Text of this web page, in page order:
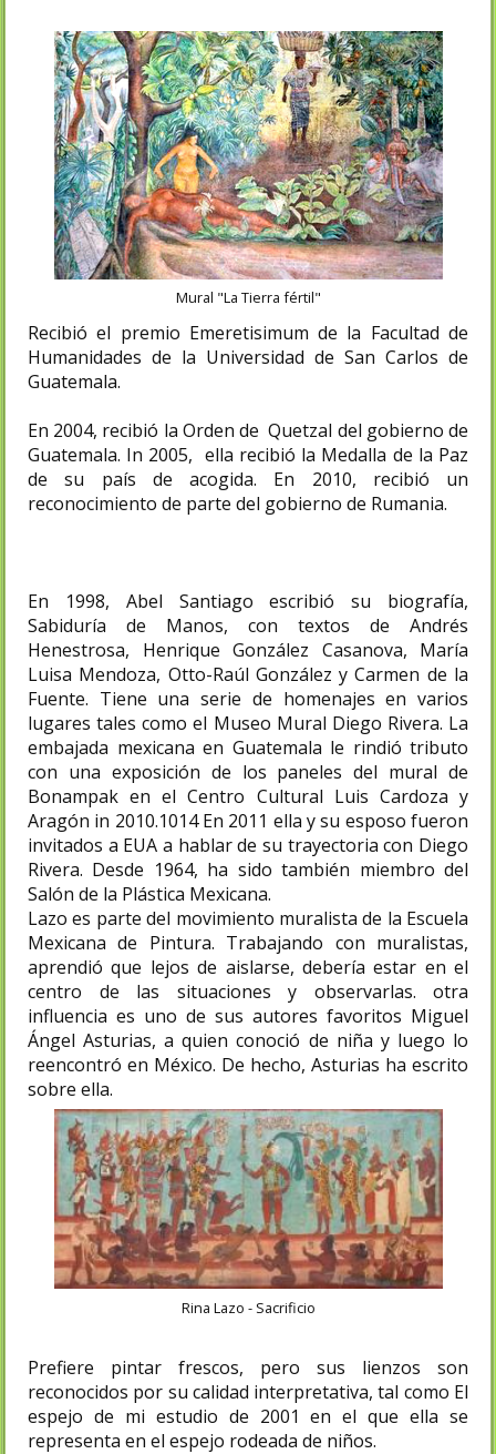
Mural "La Tierra fértil"
Recibió el premio Emeretisimum de la Facultad de
Humanidades de la Universidad de San Carlos de
Guatemala.
En 2004, recibió la Orden de Quetzal del gobierno de
Guatemala.​ In 2005, ella recibió la Medalla de la Paz
de su país de acogida. En 2010, recibió un
reconocimiento de parte del gobierno de Rumania.
En 1998, Abel Santiago escribió su biografía,
Sabiduría de Manos, con textos de Andrés
Henestrosa, Henrique González Casanova, María
Luisa Mendoza, Otto-Raúl González y Carmen de la
Fuente. Tiene una serie de homenajes en varios
lugares tales como el Museo Mural Diego Rivera.​ La
embajada mexicana en Guatemala le rindió tributo
con una exposición de los paneles del mural de
Bonampak en el Centro Cultural Luis Cardoza y
Aragón in 2010.10​14​ En 2011 ella y su esposo fueron
invitados a EUA a hablar de su trayectoria con Diego
Rivera.​ Desde 1964, ha sido también miembro del
Salón de la Plástica Mexicana.
Lazo es parte del movimiento muralista de la Escuela
Mexicana de Pintura. Trabajando con muralistas,
aprendió que lejos de aislarse, debería estar en el
centro de las situaciones y observarlas.​ otra
influencia es uno de sus autores favoritos Miguel
Ángel Asturias, a quien conoció de niña y luego lo
reencontró en México.​ De hecho, Asturias ha escrito
sobre ella.
Rina Lazo - Sacrificio
Prefiere pintar frescos,​ pero sus lienzos son
reconocidos por su calidad interpretativa, tal como El
espejo de mi estudio de 2001 en el que ella se
representa en el espejo rodeada de niños.